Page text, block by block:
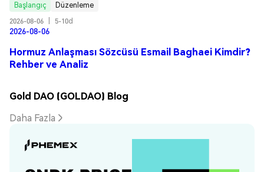
Başlangıç
Düzenleme
2026-08-06
5-10d
2026-08-06
Hormuz Anlaşması Sözcüsü Esmail Baghaei Kimdir?
Rehber ve Analiz
Gold DAO (GOLDAO) Blog
Daha Fazla